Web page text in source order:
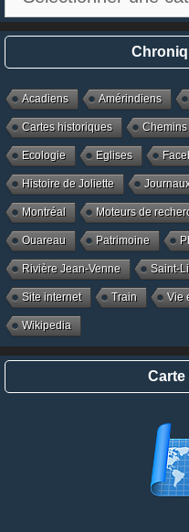
catégories
Acadiens Amérindiens
Cartes historiques Chemins
Ecologie Eglises
Histoire de Joliette
Montréal Moteurs de
Ouareau Patrimoine
Rivière Jean-Venne Saint-
Site internet Train Vie
Wikipedia